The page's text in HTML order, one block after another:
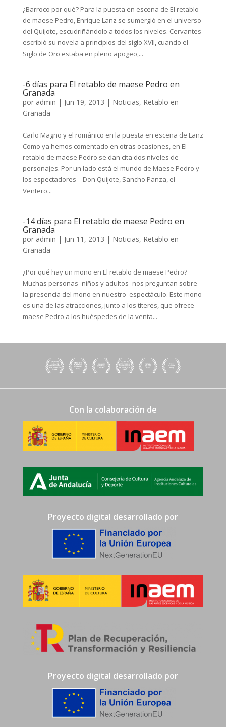
¿Barroco por qué? Para la puesta en escena de El retablo
de maese Pedro, Enrique Lanz se sumergió en el universo
del Quijote, escudriñándolo a todos los niveles. Cervantes
escribió su novela a principios del siglo XVII, cuando el
Siglo de Oro estaba en pleno apogeo,...
-6 días para El retablo de maese Pedro en
Granada
por admin | Jun 19, 2013 | Noticias, Retablo en
Granada
Carlo Magno y el románico en la puesta en escena de Lanz
Como ya hemos comentado en otras ocasiones, en El
retablo de maese Pedro se dan cita dos niveles de
personajes. Por un lado está el mundo de Maese Pedro y
los espectadores – Don Quijote, Sancho Panza, el
Ventero...
-14 días para El retablo de maese Pedro en
Granada
por admin | Jun 11, 2013 | Noticias, Retablo en
Granada
¿Por qué hay un mono en El retablo de maese Pedro?
Muchas personas -niños y adultos- nos preguntan sobre
la presencia del mono en nuestro espectáculo. Este mono
es una de las atracciones, junto a los títeres, que ofrece
maese Pedro a los huéspedes de la venta...
Con la colaboración de
Proyecto digital desarrollado por
Proyecto digital desarrollado por